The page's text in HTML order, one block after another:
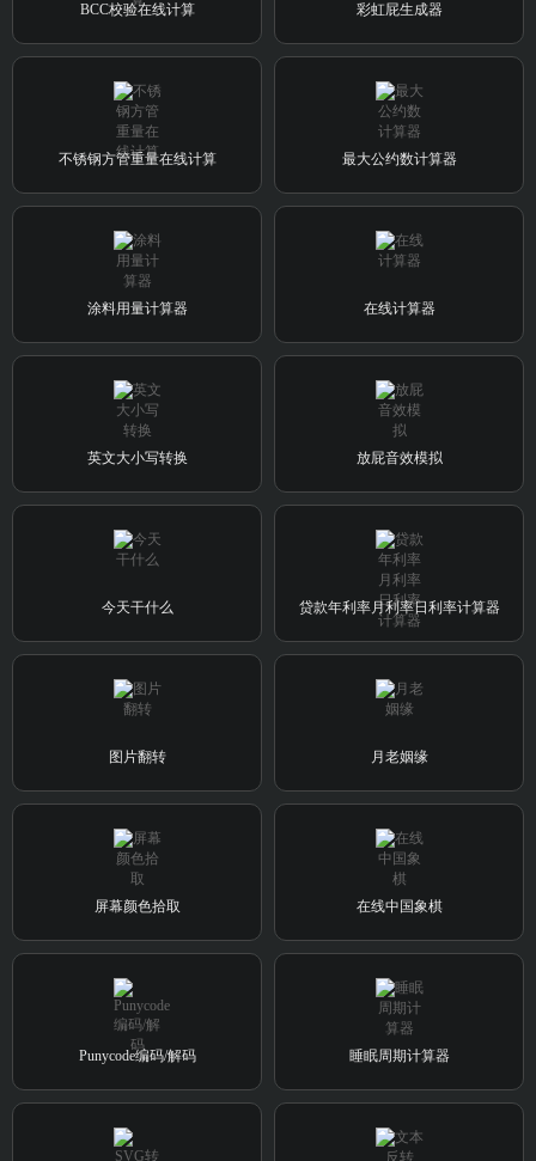
BCC校验在线计算 彩虹屁生成器
不锈钢方管重量在线计算 最大公约数计算器
涂料用量计算器 在线计算器
英文大小写转换 放屁音效模拟
今天干什么 贷款年利率月利率日利率计算器
图片翻转 月老姻缘
屏幕颜色拾取 在线中国象棋
Punycode编码/解码 睡眠周期计算器